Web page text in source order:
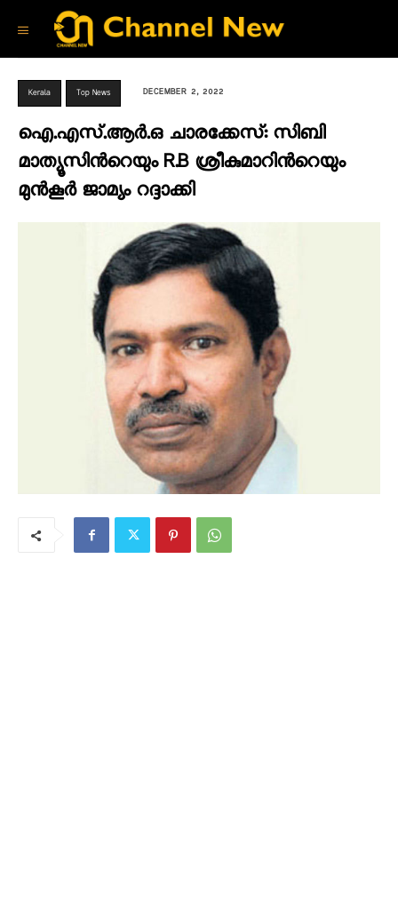
Kerala Top News DECEMBER 2, 2022
ഐ.എസ്.ആര്‍.ഒ ചാരക്കേസ്: സിബി
മാത്യൂസിന്‍റെയും R.B ശ്രീകുമാറിന്‍റെയും
മുന്‍കൂര്‍ ജാമ്യം റദ്ദാക്കി